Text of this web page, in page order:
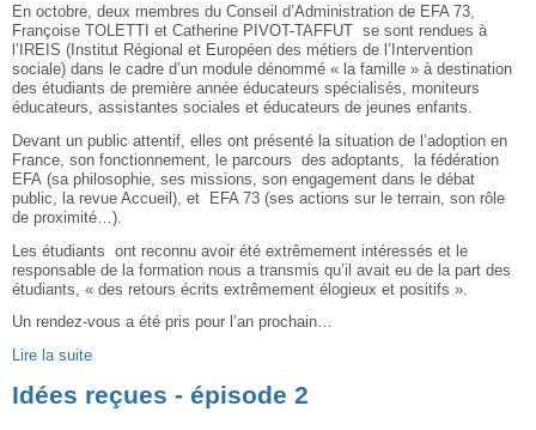
En octobre, deux membres du Conseil d’Administration de EFA 73,
Françoise TOLETTI et Catherine PIVOT-TAFFUT se sont rendues à
l’IREIS (Institut Régional et Européen des métiers de l’Intervention
sociale) dans le cadre d’un module dénommé « la famille » à destination
des étudiants de première année éducateurs spécialisés, moniteurs
éducateurs, assistantes sociales et éducateurs de jeunes enfants.
Devant un public attentif, elles ont présenté la situation de l’adoption en
France, son fonctionnement, le parcours des adoptants, la fédération
EFA (sa philosophie, ses missions, son engagement dans le débat
public, la revue Accueil), et EFA 73 (ses actions sur le terrain, son rôle
de proximité…).
Les étudiants ont reconnu avoir été extrêmement intéressés et le
responsable de la formation nous a transmis qu’il avait eu de la part des
étudiants, « des retours écrits extrêmement élogieux et positifs ».
Un rendez-vous a été pris pour l’an prochain…
Lire la suite
Idées reçues - épisode 2